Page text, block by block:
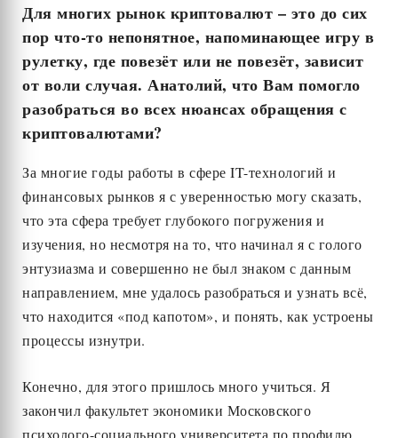
Для многих рынок криптовалют – это до сих
пор что-то непонятное, напоминающее игру в
рулетку, где повезёт или не повезёт, зависит
от воли случая. Анатолий, что Вам помогло
разобраться во всех нюансах обращения с
криптовалютами?
За многие годы работы в сфере IT-технологий и
финансовых рынков я с уверенностью могу сказать,
что эта сфера требует глубокого погружения и
изучения, но несмотря на то, что начинал я с голого
энтузиазма и совершенно не был знаком с данным
направлением, мне удалось разобраться и узнать всё,
что находится «под капотом», и понять, как устроены
процессы изнутри.
Конечно, для этого пришлось много учиться. Я
закончил факультет экономики Московского
психолого-социального университета по профилю